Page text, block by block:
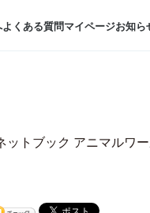
よくある質問マイページお知ら
ットブック アニマルワ